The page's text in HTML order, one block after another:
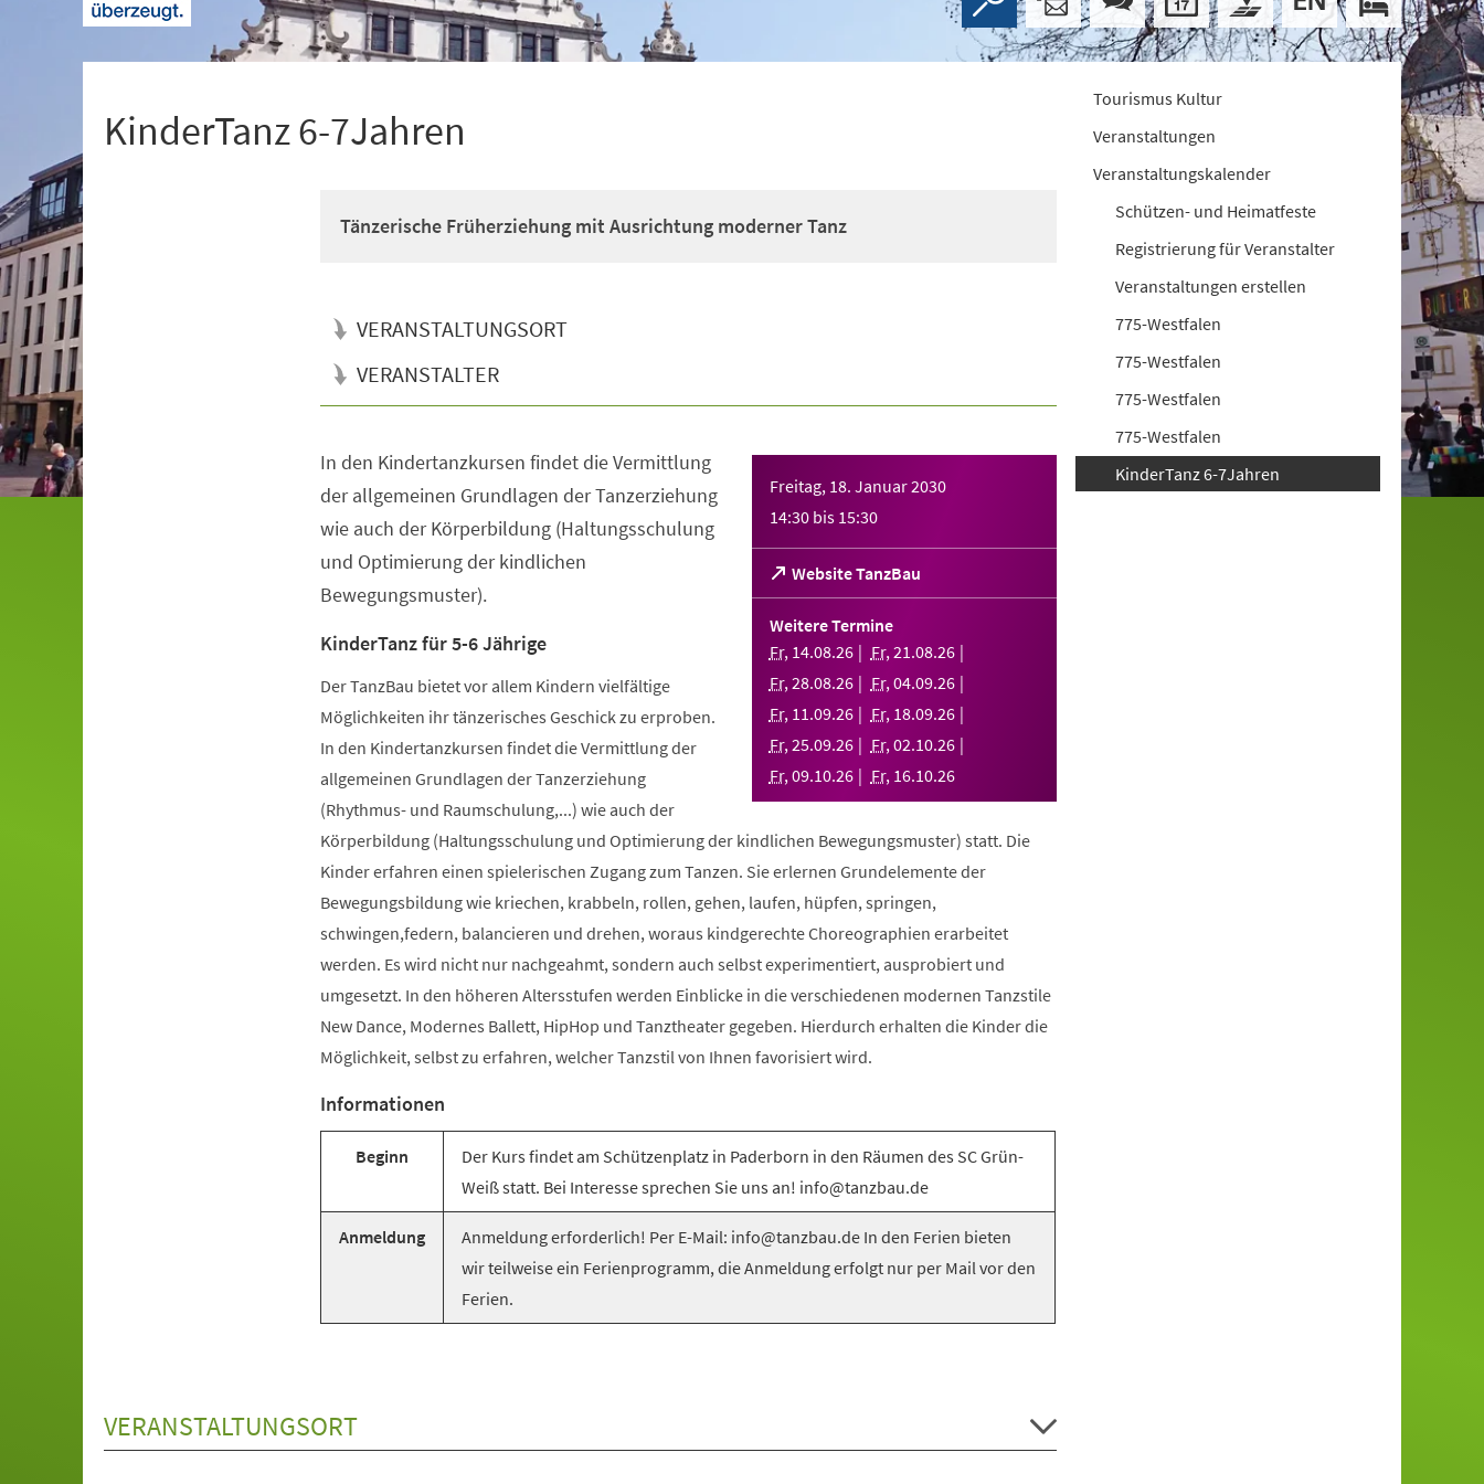
KinderTanz 6-7Jahren
Tänzerische Früherziehung mit Ausrichtung moderner Tanz
VERANSTALTUNGSORT
VERANSTALTER
Freitag, 18. Januar 2030
14:30 bis 15:30
Website TanzBau
(Öffnet
in
einem
Tab)
Weitere Termine
Fr, 14.08.26 Fr,21.08.26
Fr,28.08.26 Fr,04.09.26
Fr, 11.09.26 Fr, 18.09.26
Fr,25.09.26 Fr,02.10.26
Fr,09.10.26 Fr, 16.10.26
In den Kindertanzkursen findet die Vermittlung
der allgemeinen Grundlagen der Tanzerziehung
wie auch der Körperbildung (Haltungsschulung
und Optimierung der kindlichen
Bewegungsmuster).
KinderTanz für 5-6 Jährige
Der TanzBau bietet vor allem Kindern vielfältige
Möglichkeiten ihr tänzerisches Geschick zu erproben.
In den Kindertanzkursen findet die Vermittlung der
allgemeinen Grundlagen der Tanzerziehung
(Rhythmus- und Raumschulung,...) wie auch der
Körperbildung (Haltungsschulung und Optimierung der kindlichen Bewegungsmuster) statt. Die
Kinder erfahren einen spielerischen Zugang zum Tanzen. Sie erlernen Grundelemente der
Bewegungsbildung wie kriechen, krabbeln, rollen, gehen, laufen, hüpfen, springen,
schwingen,federn, balancieren und drehen, woraus kindgerechte Choreographien erarbeitet
werden. Es wird nicht nur nachgeahmt, sondern auch selbst experimentiert, ausprobiert und
umgesetzt. In den höheren Altersstufen werden Einblicke in die verschiedenen modernen Tanzstile
New Dance, Modernes Ballett, HipHop und Tanztheater gegeben. Hierdurch erhalten die Kinder die
Möglichkeit, selbst zu erfahren, welcher Tanzstil von Ihnen favorisiert wird.
Informationen
Beginn
Der Kurs findet am Schützenplatz in Paderborn in den Räumen des SC Grün-
Weiß statt. Bei Interesse sprechen Sie uns an! info@tanzbau.de
Anmeldung
Anmeldung erforderlich! Per E-Mail: info@tanzbau.de In den Ferien bieten
wir teilweise ein Ferienprogramm, die Anmeldung erfolgt nur per Mail vor den
Ferien.
VERANSTALTUNGSORT
Tourismus Kultur
Veranstaltungen
Veranstaltungskalender
Schützen- und Heimatfeste
Registrierung für Veranstalter
Veranstaltungen erstellen
775-Westfalen
775-Westfalen
775-Westfalen
775-Westfalen
KinderTanz 6-7Jahren